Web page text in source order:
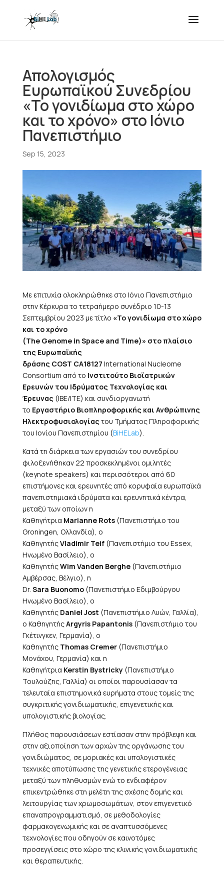
Απολογισμός
Ευρωπαϊκού Συνεδρίου
«Το γονιδίωμα στο χώρο
και το χρόνο» στο Ιόνιο
Πανεπιστήμιο
Sep 15, 2023
Με επιτυχία ολοκληρώθηκε στο Ιόνιο Πανεπιστήμιο
στην Κέρκυρα το τετραήμερο συνέδριο 10-13
Σεπτεμβρίου 2023 με τίτλο «Το γονιδίωμα στο χώρο
και το χρόνο
(The Genome in Space and Time)» στο πλαίσιο
της Ευρωπαϊκής
δράσης COST CA18127 International Nucleome
Consortium από το Ινστιτούτο Βιοϊατρικών
Ερευνών του Ιδρύματος Τεχνολογίας και
Έρευνας (ΙΒΕ/ΙΤΕ) και συνδιοργανωτή
το Εργαστήριο Βιοπληροφορικής και Ανθρώπινης
Ηλεκτροφυσιολογίας του Τμήματος Πληροφορικής
του Ιονίου Πανεπιστημίου (BiHELab).
Κατά τη διάρκεια των εργασιών του συνεδρίου
φιλοξενήθηκαν 22 προσκεκλημένοι ομιλητές
(keynote speakers) και περισσότεροι από 60
επιστήμονες και ερευνητές από κορυφαία ευρωπαϊκά
πανεπιστημιακά ιδρύματα και ερευνητικά κέντρα,
μεταξύ των οποίων η
Καθηγήτρια Marianne Rots(Πανεπιστήμιο του
Groningen, Ολλανδία), ο
ΚαθηγητήςVladimir Teif (Πανεπιστήμιο του Essex,
Ηνωμένο Βασίλειο), ο
ΚαθηγητήςWim Vanden Berghe(Πανεπιστήμιο
Αμβέρσας, Βέλγιο), η
Dr. Sara Buonomo(Πανεπιστήμιο Εδιμβούργου
Ηνωμένο Βασίλειο), ο
Καθηγητής Daniel Jost (Πανεπιστήμιο Λυών, Γαλλία),
ο ΚαθηγητήςArgyris Papantonis(Πανεπιστήμιο του
Γκέτινγκεν, Γερμανία), ο
Καθηγητής Thomas Cremer (Πανεπιστήμιο
Μονάχου, Γερμανία) και η
Καθηγήτρια Kerstin Bystricky(Πανεπιστήμιο
Τουλούζης, Γαλλία) οι οποίοι παρουσίασαν τα
τελευταία επιστημονικά ευρήματα στους τομείς της
συγκριτικής γονιδιωματικής, επιγενετικής και
υπολογιστικής βιολογίας.
Πλήθος παρουσιάσεων εστίασαν στην πρόβλεψη και
στην αξιοποίηση των αρχών της οργάνωσης του
γονιδιώματος, σε μοριακές και υπολογιστικές
τεχνικές αποτύπωσης της γενετικής ετερογένειας
μεταξύ των πληθυσμών ενώ το ενδιαφέρον
επικεντρώθηκε στη μελέτη της σχέσης δομής και
λειτουργίας των χρωμοσωμάτων, στον επιγενετικό
επαναπρογραμματισμό, σε μεθοδολογίες
φαρμακογενωμικής και σε αναπτυσσόμενες
τεχνολογίες που οδηγούν σε καινοτόμες
προσεγγίσεις στο χώρο της κλινικής γονιδιωματικής
και θεραπευτικής.